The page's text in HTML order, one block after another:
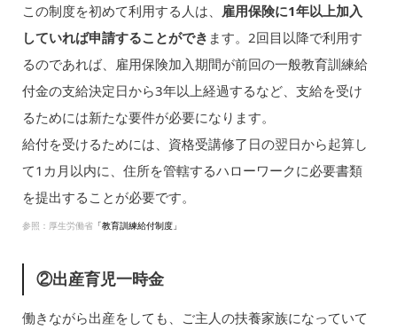
この制度を初めて利用する人は、
雇用保険に1年以上加入
していれば申請することができ ます。2回目以降で利用す
るのであれば、雇用保険加入期間が前回の一般教育訓練給
付金の支給決定日から3年以上経過するなど、支給を受け
るためには新たな要件が必要になります。
給付を受けるためには、資格受講修了日の翌日から起算し
て1カ月以内に、住所を管轄するハローワークに必要書類
を提出することが必要です。
参照：厚生労働省「教育訓練給付制度」
②出産育児一時金
働きながら出産をしても、ご主人の扶養家族になっていて